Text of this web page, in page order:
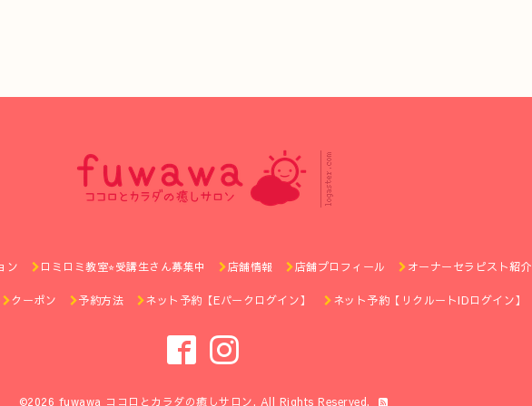
ン ロミロミ教室⭐︎受講生さん募集中 店舗情報 店舗プロフィール オーナーセラピスト紹介
クーポン 予約方法 ネット予約【Eパークログイン】 ネット予約【リクルートIDログイン】
©2026 fuwawa ココロとカラダの癒しサロン. All Rights Reserved.